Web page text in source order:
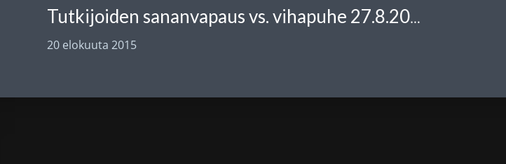
Tutkijoiden sananvapaus vs. vihapuhe 27.8.2015
20 elokuuta 2015